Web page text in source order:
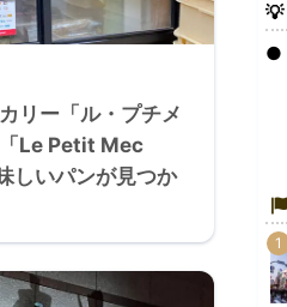
リー「ル・プチメ
Le Petit Mec
しいパンが見つか
💡
●